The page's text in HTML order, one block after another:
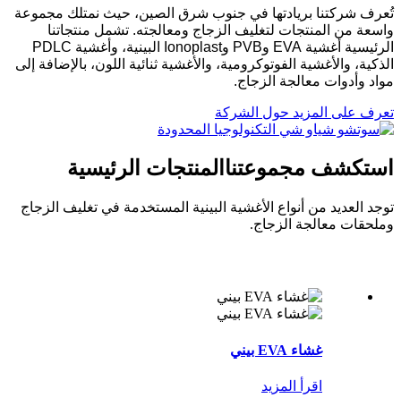
تُعرف شركتنا بريادتها في جنوب شرق الصين، حيث نمتلك مجموعة
واسعة من المنتجات لتغليف الزجاج ومعالجته. تشمل منتجاتنا
الرئيسية أغشية EVA وPVB وIonoplast البينية، وأغشية PDLC
الذكية، والأغشية الفوتوكرومية، والأغشية ثنائية اللون، بالإضافة إلى
مواد وأدوات معالجة الزجاج.
تعرف على المزيد حول الشركة
استكشف مجموعتنا المنتجات الرئيسية
توجد العديد من أنواع الأغشية البينية المستخدمة في تغليف الزجاج
وملحقات معالجة الزجاج.
غشاء EVA بيني
اقرأ المزيد